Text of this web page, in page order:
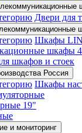
Двери для
Шкафы
шкафы
шкафов и стоек
Россия
Шкафы
19"
и мониторинг